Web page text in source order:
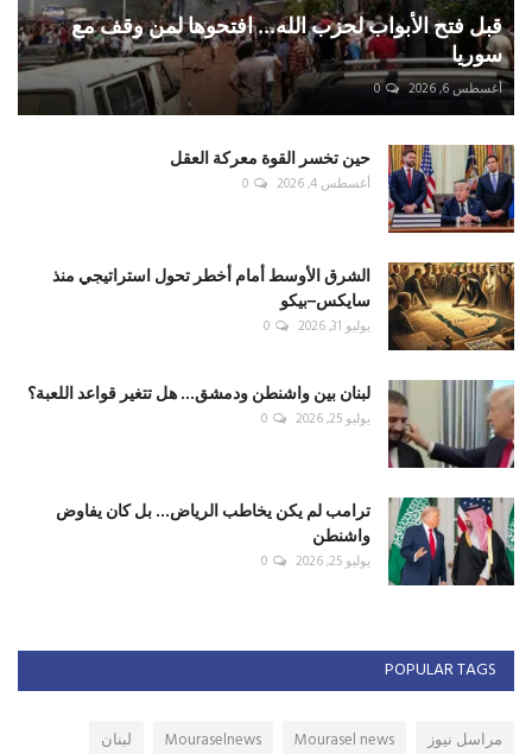
قبل فتح الأبواب لحزب الله... افتحوها لمن وقف مع
سوريا
أغسطس 6, 2026 0
حين تخسر القوة معركة العقل
أغسطس 4, 2026 0
الشرق الأوسط أمام أخطر تحول استراتيجي منذ
سايكس–بيكو
يوليو 31, 2026 0
لبنان بين واشنطن ودمشق... هل تتغير قواعد اللعبة؟
يوليو 25, 2026 0
ترامب لم يكن يخاطب الرياض... بل كان يفاوض
واشنطن
يوليو 25, 2026 0
POPULAR TAGS
مراسل نيوز Mourasel news
Mouraselnews
لبنان